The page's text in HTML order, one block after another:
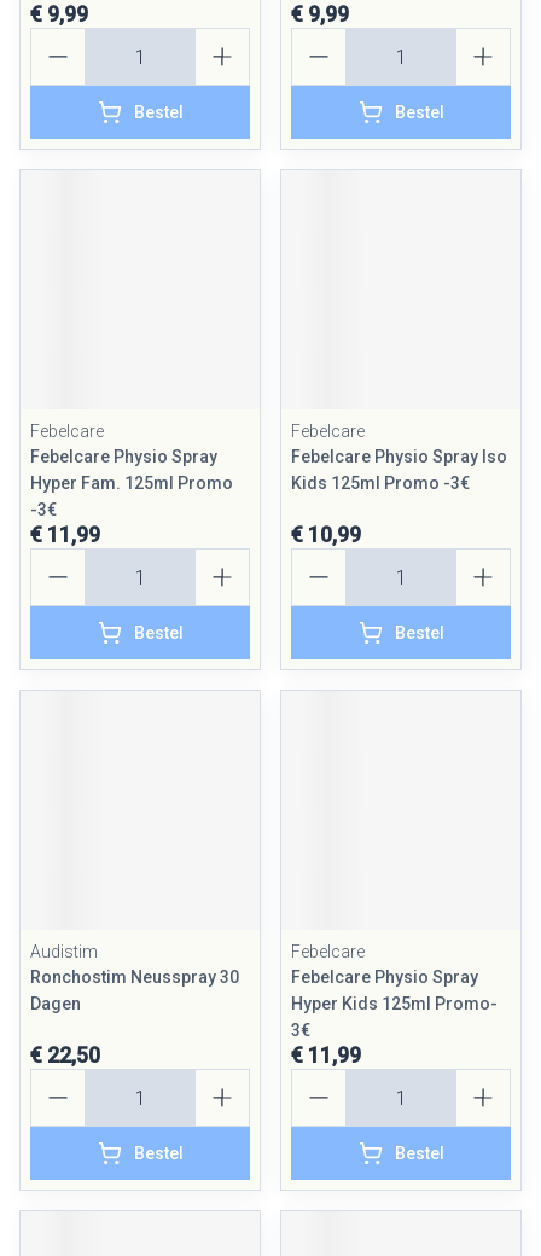
€ 9,99
Bestel
€ 9,99
Bestel
Febelcare
Febelcare Physio Spray
Hyper Fam. 125ml Promo
-3€
€ 11,99
Bestel
Febelcare
Febelcare Physio Spray Iso
Kids 125ml Promo -3€
€ 10,99
Bestel
Audistim
Ronchostim Neusspray 30
Dagen
€ 22,50
Bestel
Febelcare
Febelcare Physio Spray
Hyper Kids 125ml Promo-
3€
€ 11,99
Bestel